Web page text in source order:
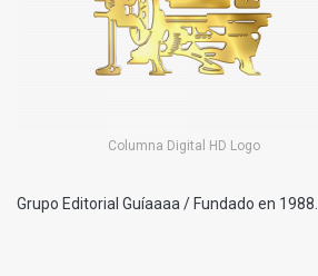
Columna Digital HD Logo
Grupo Editorial Guíaaaa / Fundado en 1988.